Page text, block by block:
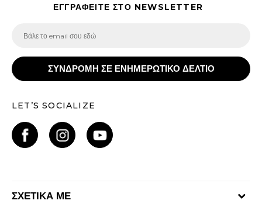
ΕΓΓΡΑΦΕΙΤΕ ΣΤΟ NEWSLETTER
ΣΥΝΔΡΟΜΗ ΣΕ ΕΝΗΜΕΡΩΤΙΚΟ ΔΕΛΤΙΟ
LET’S SOCIALIZE
ΣΧΕΤΙΚΑ ΜΕ